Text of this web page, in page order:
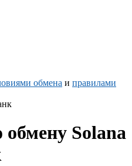
обмена и правилами
Solana